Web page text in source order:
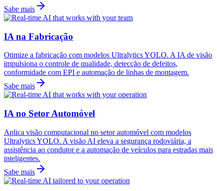
Sabe mais
IA na Fabricação
Otimize a fabricação com modelos Ultralytics YOLO. A IA de visão
impulsiona o controle de qualidade, detecção de defeitos,
conformidade com EPI e automação de linhas de montagem.
Sabe mais
IA no Setor Automóvel
Aplica visão computacional no setor automóvel com modelos
Ultralytics YOLO. A visão AI eleva a segurança rodoviária, a
assistência ao condutor e a automação de veículos para estradas mais
inteligentes.
Sabe mais